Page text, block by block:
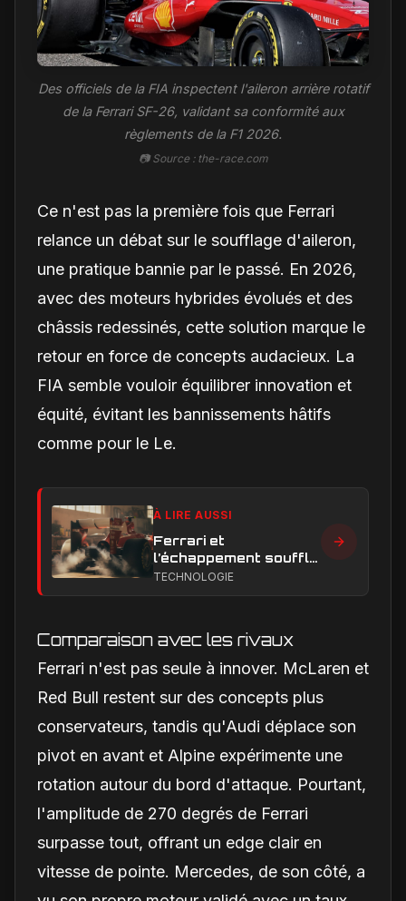
Des officiels de la FIA inspectent l'aileron arrière rotatif
de la Ferrari SF-26, validant sa conformité aux
règlements de la F1 2026.
📷 Source : the-race.com
Ce n'est pas la première fois que Ferrari
relance un débat sur le soufflage d'aileron,
une pratique bannie par le passé. En 2026,
avec des moteurs hybrides évolués et des
châssis redessinés, cette solution marque le
retour en force de concepts audacieux. La
FIA semble vouloir équilibrer innovation et
équité, évitant les bannissements hâtifs
comme pour le Le.
À LIRE AUSSI
Ferrari et
l’échappement soufflé
en Formule 1 : le
TECHNOLOGIE
Comparaison avec les rivaux
Ferrari n'est pas seule à innover. McLaren et
Red Bull restent sur des concepts plus
conservateurs, tandis qu'Audi déplace son
pivot en avant et Alpine expérimente une
rotation autour du bord d'attaque. Pourtant,
l'amplitude de 270 degrés de Ferrari
surpasse tout, offrant un edge clair en
vitesse de pointe. Mercedes, de son côté, a